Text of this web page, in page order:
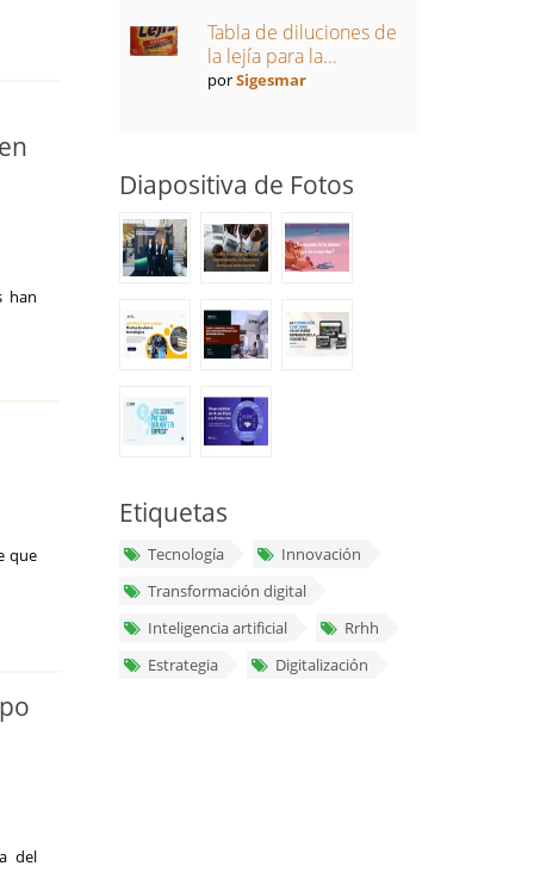
han
que
del
Tabla de diluciones de
la lejía para la...
porSigesmar
Diapositiva de Fotos
Etiquetas
Tecnología
Innovación
Transformación digital
Inteligencia artificial
Rrhh
Estrategia
Digitalización